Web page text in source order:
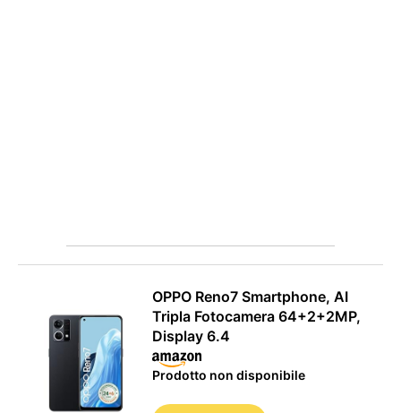
OPPO Reno7 Smartphone, AI
Tripla Fotocamera 64+2+2MP,
Display 6.4
Prodotto non disponibile